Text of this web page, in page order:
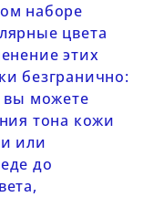
наборе
цвета
этих
безгранично:
вы можете
тона кожи
или
до